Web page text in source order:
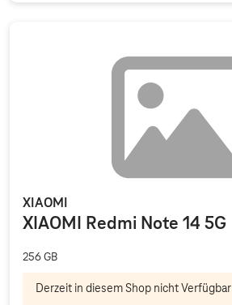
XIAOMI
XIAOMI Redmi Note 14 5G
256 GB
Derzeit in diesem Shop nicht Verfügbar